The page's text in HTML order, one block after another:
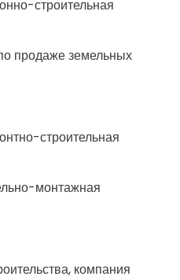
строительная
продаже земельных
строительная
монтажная
компания